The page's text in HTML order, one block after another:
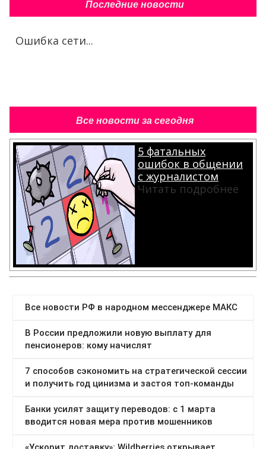
Последние новости
Ошибка сети...
Все новости за сегодня
5 фатальных
ошибок в общении
с журналистом
Читать подробнее